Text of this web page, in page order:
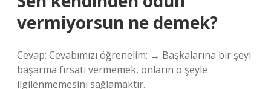
vermiyorsun ne demek?
Cevap: Cevabımızı öğrenelim: → Başkalarına bir şeyi
başarma fırsatı vermemek, onların o şeyle
ilgilenmemesini sağlamaktır.